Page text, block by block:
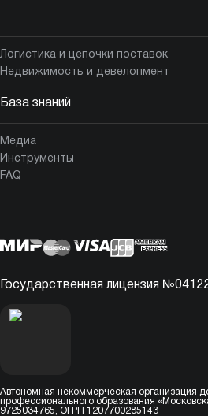
Логистика и цепочки поставок
Недвижимость и девелопмент
База знаний
Медиа
Инструменты
FAQ
Государственная лицензия
Автономная некоммерческая организация
профессионального образования
9725034765, ОГРН 1207700285143